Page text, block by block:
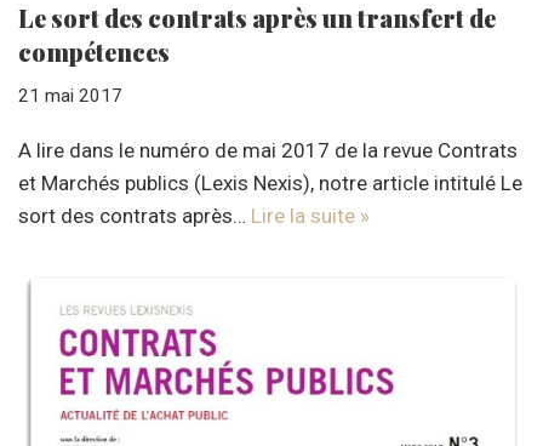
Le sort des contrats après un transfert de
compétences
21 mai 2017
A lire dans le numéro de mai 2017 de la revue Contrats
et Marchés publics (Lexis Nexis), notre article intitulé Le
sort des contrats après… Lire la suite »